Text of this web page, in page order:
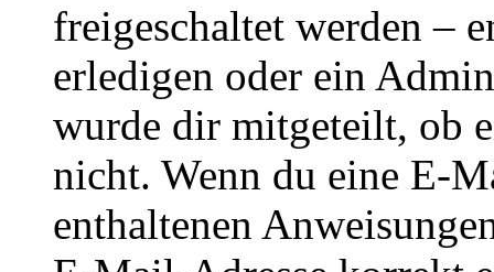
freigeschaltet werden –
erledigen oder ein
wurde dir mitgeteilt, ob
nicht. Wenn du eine E-
enthaltenen